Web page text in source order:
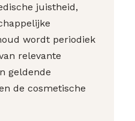
juistheid,
wordt periodiek
relevante
geldende
de cosmetische